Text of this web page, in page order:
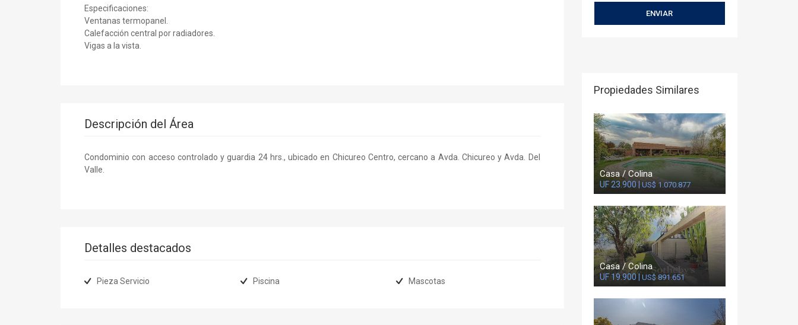
Especificaciones:
Ventanas termopanel.
Calefacción central por radiadores.
Vigas a la vista.
Descripción del Área
Condominio con acceso controlado y guardia 24 hrs., ubicado en Chicureo Centro, cercano a Avda. Chicureo y Avda. Del
Valle.
Detalles destacados
Pieza Servicio Piscina Mascotas
Propiedades Similares
Casa / Colina
UF 23.900 | US$ 1.070.877
Casa / Colina
UF 19.900 | US$ 891.651